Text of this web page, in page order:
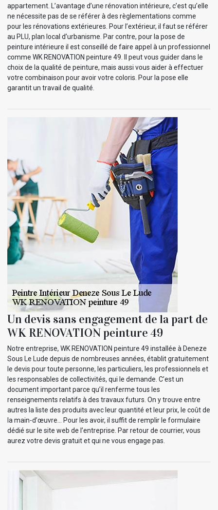
appartement. L’avantage d’une rénovation intérieure, c’est qu’elle
ne nécessite pas de se référer à des règlementations comme
pour les rénovations extérieures. Pour l’extérieur, il faut se référer
au PLU, plan local d’urbanisme. Par contre, pour la pose de
peinture intérieure il est conseillé de faire appel à un professionnel
comme WK RENOVATION peinture 49. Il peut vous guider dans le
choix de la qualité de peinture, mais aussi vous aider à effectuer
votre combinaison pour avoir votre coloris. Pour la pose elle
garantit un travail de qualité.
Un devis sans engagement de la part de
WK RENOVATION peinture 49
Notre entreprise, WK RENOVATION peinture 49 installée à Deneze
Sous Le Lude depuis de nombreuses années, établit gratuitement
le devis pour toute personne, les particuliers, les professionnels et
les responsables de collectivités, qui le demande. C’est un
document important parce qu’il renferme tous les
renseignements relatifs à des travaux futurs. On y trouve entre
autres la liste des produits avec leur quantité et leur prix, le coût de
la main-d’œuvre… Pour les avoir, il suffit de remplir le formulaire
dédié sur le site web de l’entreprise. Par retour de courrier, vous
aurez votre devis gratuit et qui ne vous engage pas.